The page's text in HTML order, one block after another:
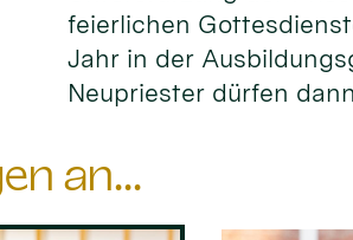
feierlichen
Jahr in der
Neupriester dürfen
an...